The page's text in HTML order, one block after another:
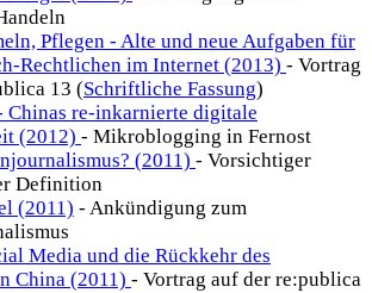
Pflegen - Alte und neue Aufgaben für
Rechtlichen im Internet (2013) - Vortrag
13 (Schriftliche Fassung)
Chinas re-inkarnierte digitale
(2012) - Mikroblogging in Fernost
(2011) - Vorsichtiger
Definition
(2011) - Ankündigung zum
Media und die Rückkehr des
China (2011) - Vortrag auf der re:publica